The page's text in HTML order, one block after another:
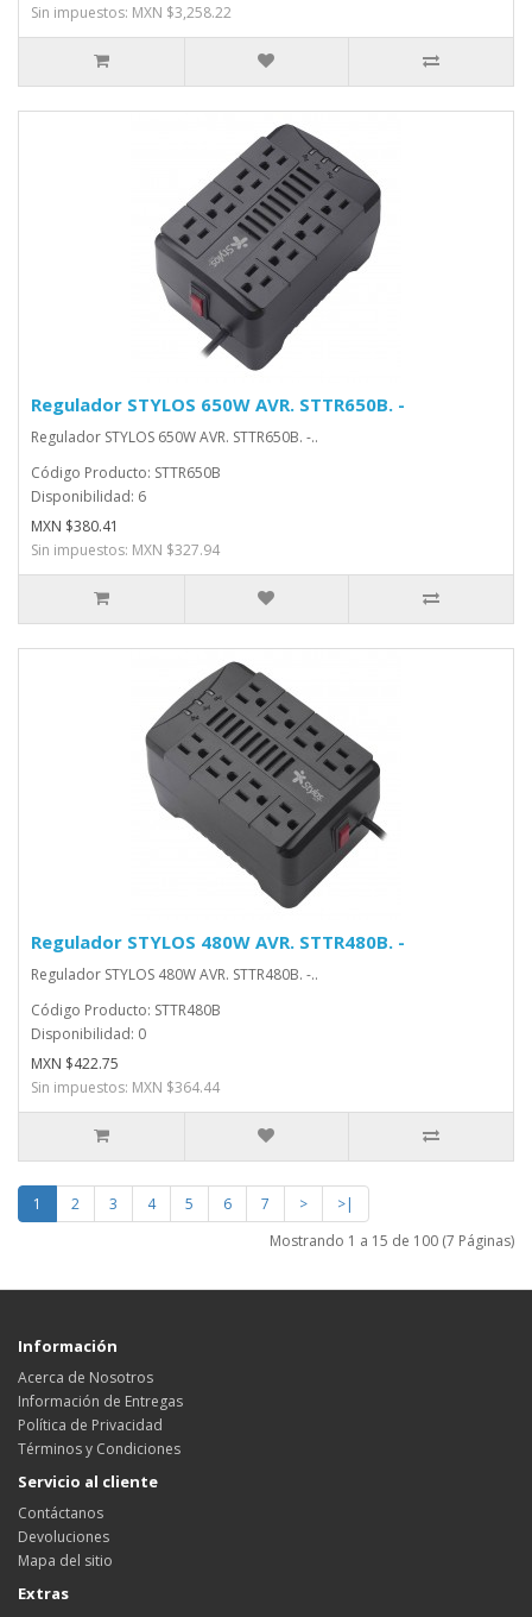
Sin impuestos: MXN $3,258.22
Regulador STYLOS 650W AVR. STTR650B. -
Regulador STYLOS 650W AVR. STTR650B. -..
Código Producto: STTR650B
Disponibilidad: 6
MXN $380.41
Sin impuestos: MXN $327.94
Regulador STYLOS 480W AVR. STTR480B. -
Regulador STYLOS 480W AVR. STTR480B. -..
Código Producto: STTR480B
Disponibilidad: 0
MXN $422.75
Sin impuestos: MXN $364.44
1 2 3 4 5 6 7 >
>|
Mostrando 1 a 15 de 100 (7 Páginas)
Información
Acerca de Nosotros
Información de Entregas
Política de Privacidad
Términos y Condiciones
Servicio al cliente
Contáctanos
Devoluciones
Mapa del sitio
Extras